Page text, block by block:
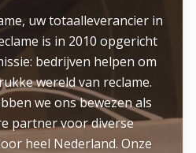
uw totaalleverancier in
is in 2010 opgericht
bedrijven helpen om
wereld van reclame.
we ons bewezen als
partner voor diverse
heel Nederland. Onze